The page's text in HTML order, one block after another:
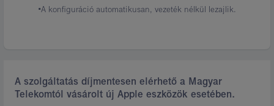
•A konfiguráció automatikusan, vezeték nélkül lezajlik.
A szolgáltatás díjmentesen elérhető a Magyar
Telekomtól vásárolt új Apple eszközök esetében.